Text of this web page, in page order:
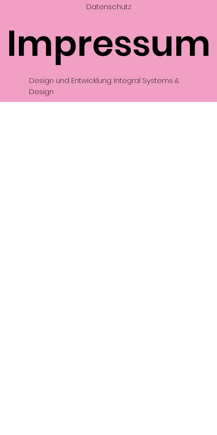
Design und Entwicklung: Integral Systems &
Design
Datenschutz
Impressum